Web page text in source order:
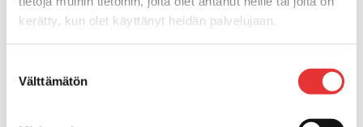
kerätty, kun olet käyttänyt heidän palvelujaan.
valinta
Välttämätön
Tuulilasin kiinnike
Reuna-, köli-, törmäyslistat ja kansikate
Törmäyslista